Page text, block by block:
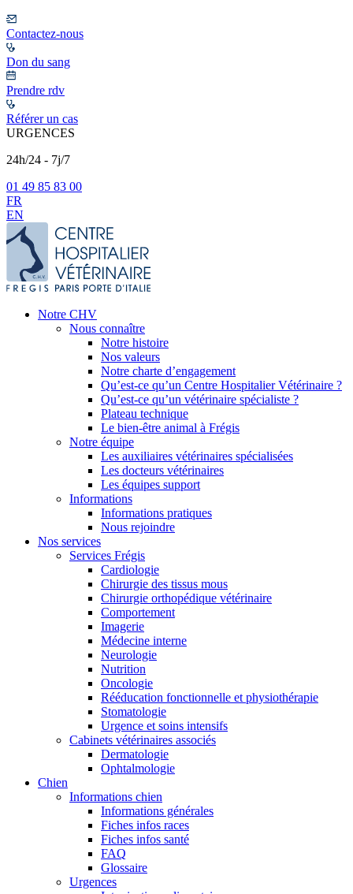
Contactez-nous
Don du sang
Prendre rdv
Référer un cas
URGENCES
24h/24 - 7j/7
01 49 85 83 00
FR
EN
Notre CHV
Nous connaître
Notre histoire
Nos valeurs
Notre charte d’engagement
Qu’est-ce qu’un Centre Hospitalier Vétérinaire ?
Qu’est-ce qu’un vétérinaire spécialiste ?
Plateau technique
Le bien-être animal à Frégis
Notre équipe
Les auxiliaires vétérinaires spécialisées
Les docteurs vétérinaires
Les équipes support
Informations
Informations pratiques
Nous rejoindre
Nos services
Services Frégis
Cardiologie
Chirurgie des tissus mous
Chirurgie orthopédique vétérinaire
Comportement
Imagerie
Médecine interne
Neurologie
Nutrition
Oncologie
Rééducation fonctionnelle et physiothérapie
Stomatologie
Urgence et soins intensifs
Cabinets vétérinaires associés
Dermatologie
Ophtalmologie
Chien
Informations chien
Informations générales
Fiches infos races
Fiches infos santé
FAQ
Glossaire
Urgences